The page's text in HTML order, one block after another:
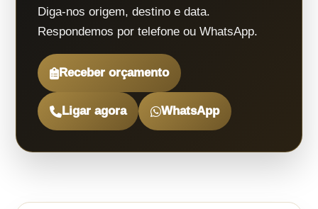
Diga-nos origem, destino e data.
Respondemos por telefone ou WhatsApp.
Receber orçamento
Ligar agora WhatsApp